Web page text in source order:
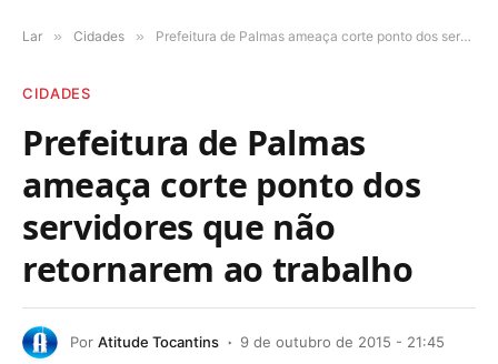
Lar » Cidades » Prefeitura de Palmas ameaça corte ponto dos servidores que não retornarem ao trabalho
CIDADES
Prefeitura de Palmas
ameaça corte ponto dos
servidores que não
retornarem ao trabalho
Por Atitude Tocantins
9 de outubro de 2015 - 21:45